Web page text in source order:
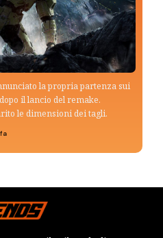
la propria partenza sui
il lancio del remake.
le dimensioni dei tagli.